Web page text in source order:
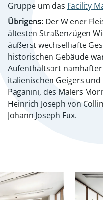
Gruppe um das Facility
Übrigens: Der Wiener
ältesten Straßenzügen
äußerst wechselhafte
historischen Gebäude
Aufenthaltsort
italienischen Geigers
Paganini, des Malers
Heinrich Joseph von
Johann Joseph Fux.